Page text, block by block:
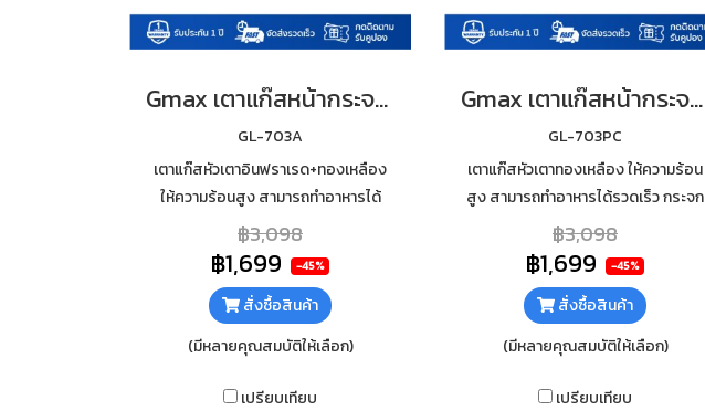
Gmax เตาแก๊สหน้ากระจก 3 หัว หัวเตาผสม รุ่น GL-703A
GL-703A
เตาแก๊สหัวเตาอินฟราเรด+ทองเหลือง
ให้ความร้อนสูง สามารถทำอาหารได้
รวดเร็ว กระจกนิรภัยหนา 7mm เสริม
ฟอยกันความร้อนใต้กระจก ทำความ
สะอาดง่าย
฿3,098
฿1,699 -45%
สั่งซื้อสินค้า
(มีหลายคุณสมบัติให้เลือก)
เปรียบเทียบ
Gmax เตาแก๊สหน้ากระจก 3 หัว หัวทองเหลือง ไฟแรง รุ่น GL-703PC
GL-703PC
เตาแก๊สหัวเตาทองเหลือง ให้ความร้อน
สูง สามารถทำอาหารได้รวดเร็ว กระจก
นิรภัยหนา 7mm เสริมฟอยกันความร้อน
ใต้กระจก ทำความสะอาดง่าย
฿3,098
฿1,699 -45%
สั่งซื้อสินค้า
(มีหลายคุณสมบัติให้เลือก)
เปรียบเทียบ